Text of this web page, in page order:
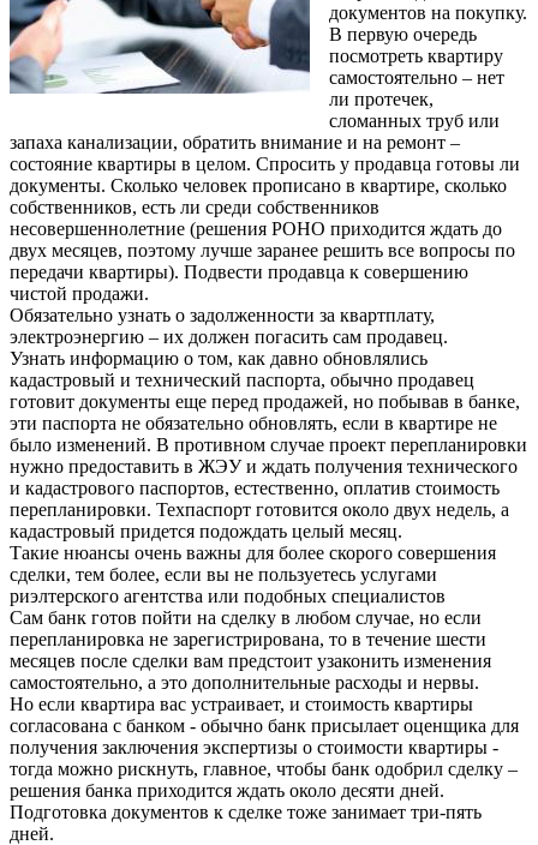
документов на покупку.
В первую очередь
посмотреть квартиру
самостоятельно – нет
ли протечек,
сломанных труб или
запаха канализации, обратить внимание и на ремонт –
состояние квартиры в целом. Спросить у продавца готовы ли
документы. Сколько человек прописано в квартире, сколько
собственников, есть ли среди собственников
несовершеннолетние (решения РОНО приходится ждать до
двух месяцев, поэтому лучше заранее решить все вопросы по
передачи квартиры). Подвести продавца к совершению
чистой продажи.
Обязательно узнать о задолженности за квартплату,
электроэнергию – их должен погасить сам продавец.
Узнать информацию о том, как давно обновлялись
кадастровый и технический паспорта, обычно продавец
готовит документы еще перед продажей, но побывав в банке,
эти паспорта не обязательно обновлять, если в квартире не
было изменений. В противном случае проект перепланировки
нужно предоставить в ЖЭУ и ждать получения технического
и кадастрового паспортов, естественно, оплатив стоимость
перепланировки. Техпаспорт готовится около двух недель, а
кадастровый придется подождать целый месяц.
Такие нюансы очень важны для более скорого совершения
сделки, тем более, если вы не пользуетесь услугами
риэлтерского агентства или подобных специалистов
Сам банк готов пойти на сделку в любом случае, но если
перепланировка не зарегистрирована, то в течение шести
месяцев после сделки вам предстоит узаконить изменения
самостоятельно, а это дополнительные расходы и нервы.
Но если квартира вас устраивает, и стоимость квартиры
согласована с банком - обычно банк присылает оценщика для
получения заключения экспертизы о стоимости квартиры -
тогда можно рискнуть, главное, чтобы банк одобрил сделку –
решения банка приходится ждать около десяти дней.
Подготовка документов к сделке тоже занимает три-пять
дней.